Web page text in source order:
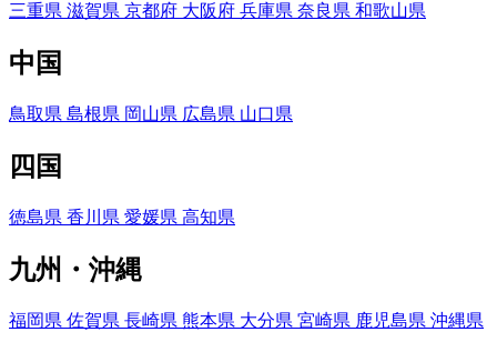
三重県 滋賀県 京都府 大阪府 兵庫県 奈良県 和歌山県
中国
鳥取県 島根県 岡山県 広島県 山口県
四国
徳島県 香川県 愛媛県 高知県
九州・沖縄
福岡県 佐賀県 長崎県 熊本県 大分県 宮崎県 鹿児島県 沖縄県